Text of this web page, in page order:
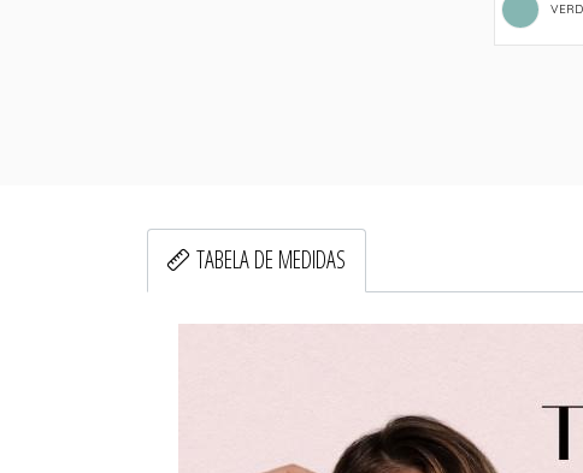
TABELA DE MEDIDAS